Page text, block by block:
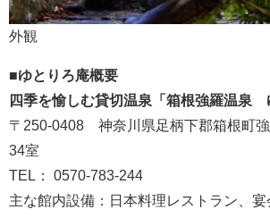
外観
■ゆとりろ庵概要
四季を愉しむ貸切温泉「箱根強羅温泉
〒250-0408 神奈川県足柄下郡箱根町
34室
TEL： 0570-783-244
主な館内設備：日本料理レストラン、